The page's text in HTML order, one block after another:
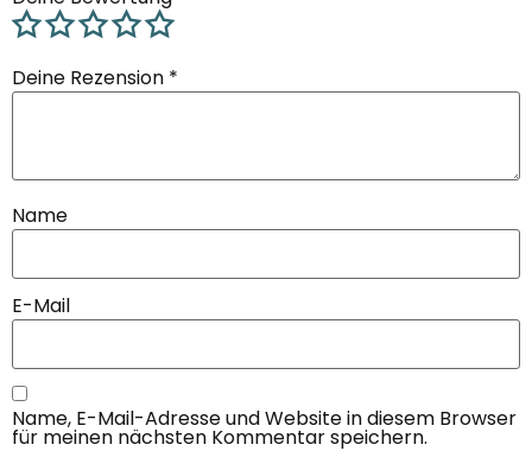
Deine Rezension *
Name
E-Mail
Name, E-Mail-Adresse und Website in diesem Browser
für meinen nächsten Kommentar speichern.